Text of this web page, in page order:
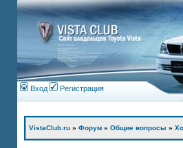
Вход Регистрация
VistaClub.ru » Форум » Общие вопросы »